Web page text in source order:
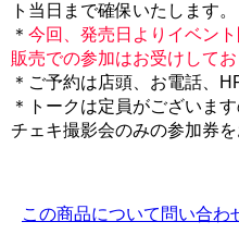
ト当日まで確保いたします。
＊ 今回、発売日よりイベン
販売での参加はお受けしてお
＊ご予約は店頭、お電話、
＊トークは定員がございま
チェキ撮影会のみの参加券を
この商品について問い合わ